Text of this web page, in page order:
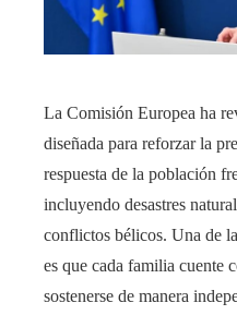
La Comisión Europea ha
diseñada para reforzar la
respuesta de la población
incluyendo desastres
conflictos bélicos. Una de
es que cada familia cuente
sostenerse de manera